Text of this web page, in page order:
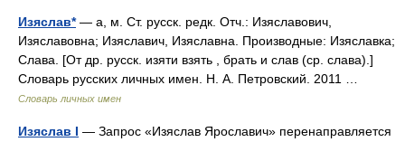
Изяслав*— а, м. Ст. русск. редк. Отч.: Изяславович,
Изяславовна; Изяславич, Изяславна. Производные: Изяславка;
Слава. [От др. русск. изяти взять , брать и слав (ср. слава).]
Словарь русских личных имен. Н. А. Петровский. 2011 …
Словарь личных имен
Изяслав I — Запрос «Изяслав Ярославич» перенаправляется